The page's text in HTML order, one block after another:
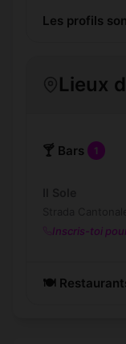
Les profils
Lieux
🍸 Bars 1
Inscris-toi
🍽️